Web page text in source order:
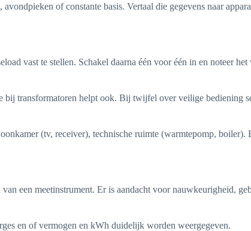
of constante basis. Vertaal die gegevens naar
vast te stellen. Schakel daarna één voor één in en noteer
bij transformatoren helpt ook. Bij twijfel over veilige bediening
(tv, receiver), technische ruimte (warmtepomp,
een meetinstrument. Er is aandacht voor nauwkeurigheid,
en of vermogen en kWh duidelijk worden weergegeven.